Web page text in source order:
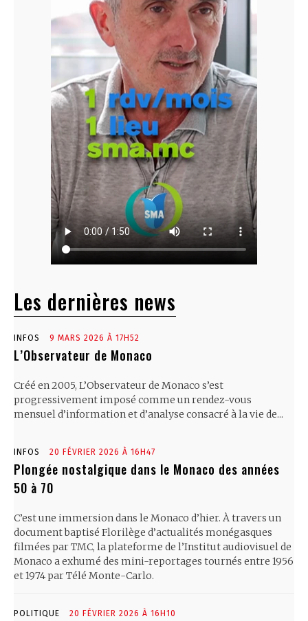
Les dernières news
INFOS 9 MARS 2026 À 17H52
L’Observateur de Monaco
Créé en 2005, L’Observateur de Monaco s’est
progressivement imposé comme un rendez-vous
mensuel d’information et d’analyse consacré à la vie de...
INFOS 20 FÉVRIER 2026 À 16H47
Plongée nostalgique dans le Monaco des années
50 à 70
C’est une immersion dans le Monaco d’hier. À travers un
document baptisé Florilège d’actualités monégasques
filmées par TMC, la plateforme de l’Institut audiovisuel de
Monaco a exhumé des mini-reportages tournés entre 1956
et 1974 par Télé Monte-Carlo.
POLITIQUE 20 FÉVRIER 2026 À 16H10